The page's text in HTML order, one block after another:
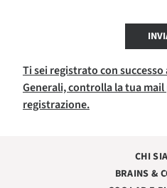
Ti sei registrato con
Generali, controlla la tua
registrazione.
CHI
BRAINS &